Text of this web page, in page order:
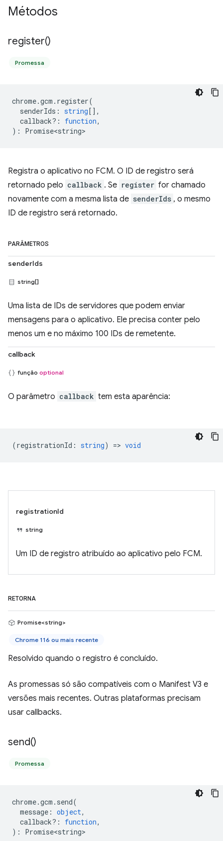
Métodos
register()
Promessa
chrome.gcm . register(
senderIds : string[],
callback? : function,
) : Promise<string>
Registra o aplicativo no FCM. O ID de registro será
retornado pelo callback . Se register for chamado
novamente com a mesma lista de senderIds , o mesmo
ID de registro será retornado.
PARÂMETROS
senderIds
string[]
Uma lista de IDs de servidores que podem enviar
mensagens para o aplicativo. Ele precisa conter pelo
menos um e no máximo 100 IDs de remetente.
callback
função optional
O parâmetro callback tem esta aparência:
(registrationId : string) => void
registrationId
string
Um ID de registro atribuído ao aplicativo pelo FCM.
RETORNA
Promise<string>
Chrome 116 ou mais recente
Resolvido quando o registro é concluído.
As promessas só são compatíveis com o Manifest V3 e
versões mais recentes. Outras plataformas precisam
usar callbacks.
send()
Promessa
chrome.gcm . send(
message : object,
callback? : function,
) : Promise<string>